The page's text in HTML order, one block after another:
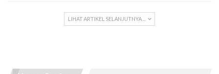
LIHAT ARTIKEL SELANJUTNYA ...